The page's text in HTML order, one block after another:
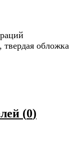
обложка
(0)